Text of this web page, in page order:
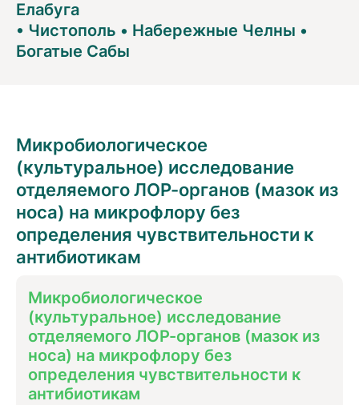
Елабуга
• Чистополь • Набережные Челны •
Богатые Сабы
Микробиологическое
(культуральное) исследование
отделяемого ЛОР-органов (мазок из
носа) на микрофлору без
определения чувcтвительности к
антибиотикам
Микробиологическое
(культуральное) исследование
отделяемого ЛОР-органов (мазок из
носа) на микрофлору без
определения чувcтвительности к
антибиотикам